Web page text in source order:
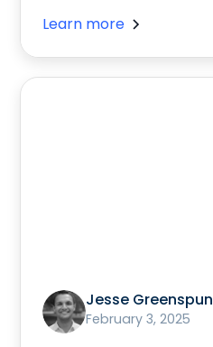
Learn more
Jesse Greenspun
February 3, 2025